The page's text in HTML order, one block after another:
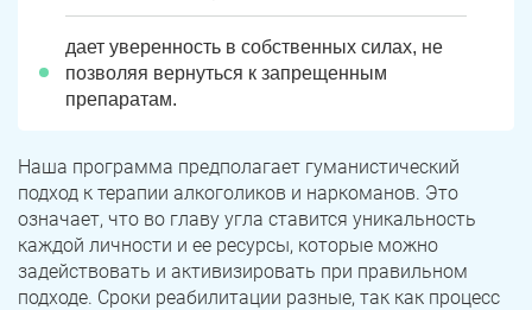
дает уверенность в собственных силах, не
позволяя вернуться к запрещенным
препаратам.
Наша программа предполагает гуманистический
подход к терапии алкоголиков и наркоманов. Это
означает, что во главу угла ставится уникальность
каждой личности и ее ресурсы, которые можно
задействовать и активизировать при правильном
подходе. Сроки реабилитации разные, так как процесс